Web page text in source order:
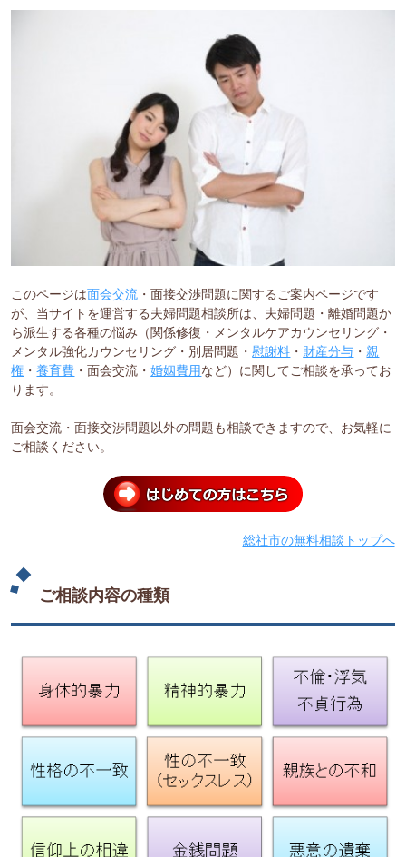
このページは面会交流 ・面接交渉問題に関するご案内ページです
が、当サイトを運営する夫婦問題相談所は、夫婦問題・離婚問題か
ら派生する各種の悩み（関係修復・メンタルケアカウンセリング・
メンタル強化カウンセリング・別居問題・慰謝料 ・ 財産分与 ・親
権 ・養育費 ・面会交流・婚姻費用など）に関してご相談を承ってお
ります。
面会交流・面接交渉問題以外の問題も相談できますので、お気軽に
ご相談ください。
総社市の無料相談トップへ
ご相談内容の種類